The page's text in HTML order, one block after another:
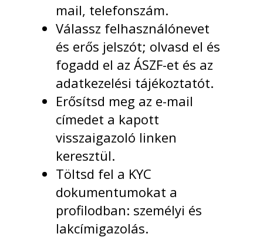
mail, telefonszám.
Válassz felhasználónevet
és erős jelszót; olvasd el és
fogadd el az ÁSZF-et és az
adatkezelési tájékoztatót.
Erősítsd meg az e-mail
címedet a kapott
visszaigazoló linken
keresztül.
Töltsd fel a KYC
dokumentumokat a
profilodban: személyi és
lakcímigazolás.